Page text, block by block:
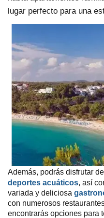
lugar perfecto para una
Además, podrás disfrutar
deportes acuáticos , así
variada y deliciosa
con numerosos
encontrarás opciones para